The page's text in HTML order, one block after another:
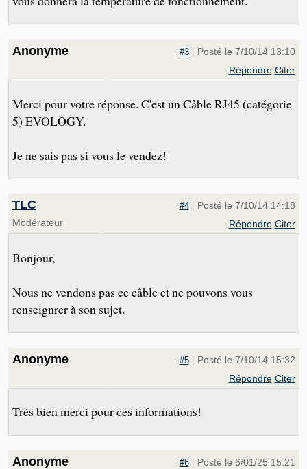
Anonyme #3 | Posté le 7/10/14 13:10
Répondre Citer
Merci pour votre réponse. C'est un Câble RJ45 (catégorie
5) EVOLOGY.
Je ne sais pas si vous le vendez!
TLC
Modérateur
#4 | Posté le 7/10/14 14:18
Répondre Citer
Bonjour,
Nous ne vendons pas ce câble et ne pouvons vous
renseignrer à son sujet.
Anonyme #5 | Posté le 7/10/14 15:32
Répondre Citer
Très bien merci pour ces informations!
Anonyme #6 | Posté le 6/01/25 15:21